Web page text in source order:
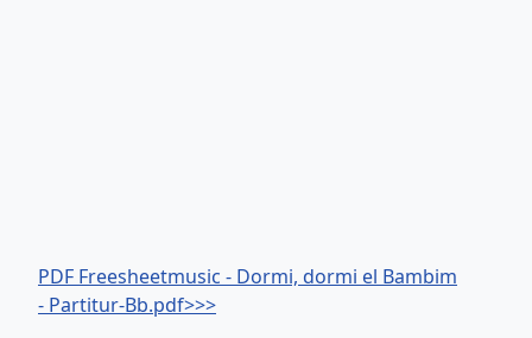
PDF Freesheetmusic - Dormi, dormi el Bambim
- Partitur-Bb.pdf>>>